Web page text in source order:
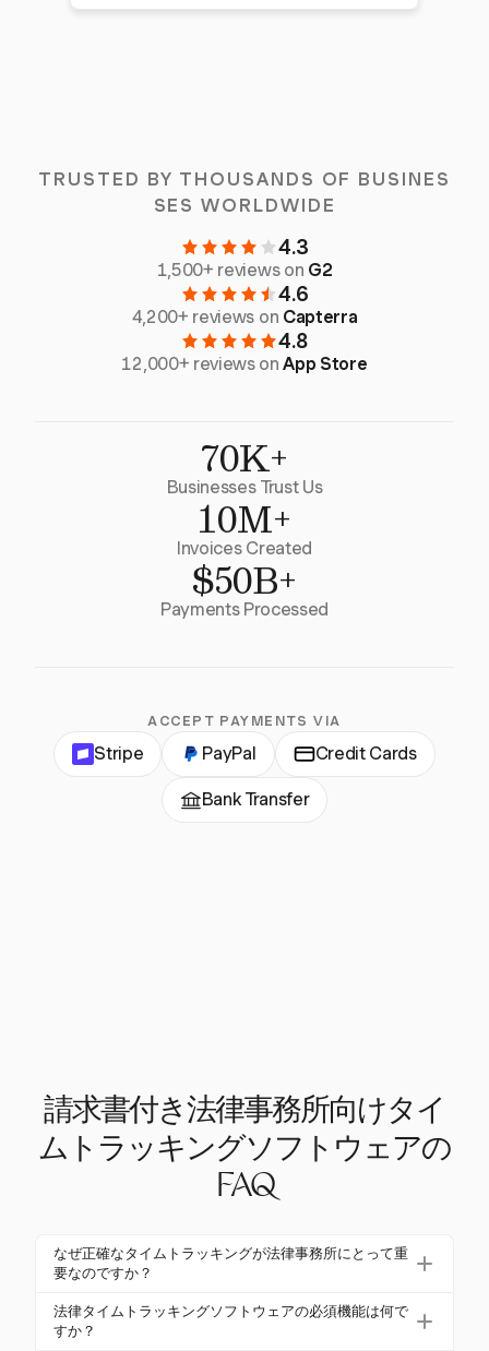
TRUSTED BY THOUSANDS OF BUSINES
SES WORLDWIDE
4.3
1,500+ reviews on G2
4.6
4,200+ reviews on Capterra
4.8
12,000+ reviews onApp Store
70K+
Businesses Trust Us
10M+
Invoices Created
$50B+
Payments Processed
ACCEPT PAYMENTS VIA
Stripe PayPal Credit Cards
Bank Transfer
請求書付き法律事務所向けタイ
ムトラッキングソフトウェアの
FAQ
なぜ正確なタイムトラッキングが法律事務所にとって重
要なのですか？
正確なタイムトラッキングは、法律事務所が収益性
を確保し、クライアントの信頼を維持するために不
法律タイムトラッキングソフトウェアの必須機能は何で
すか？